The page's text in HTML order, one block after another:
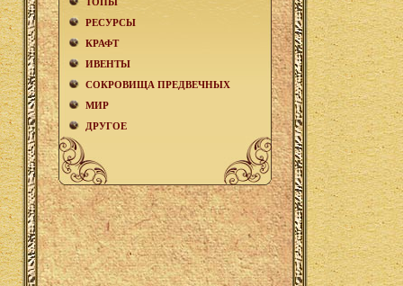
РЕСУРСЫ
КРАФТ
ИВЕНТЫ
СОКРОВИЩА ПРЕДВЕЧНЫХ
МИР
ДРУГОЕ